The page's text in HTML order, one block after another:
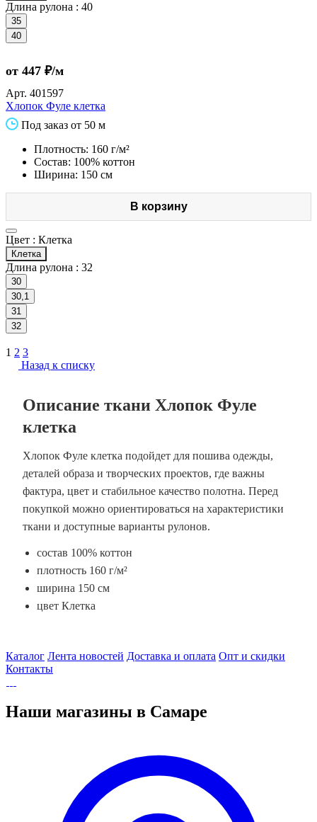
Длина рулона : 40
35
40
от 447 ₽/м
Арт. 401597
Хлопок Фуле клетка
Под заказ от 50 м
Плотность: 160 г/м²
Состав: 100% коттон
Ширина: 150 см
В корзину
Цвет : Клетка
Клетка
Длина рулона : 32
30
30,1
31
32
1 2 3
Назад к списку
Описание ткани Хлопок Фуле
клетка
Хлопок Фуле клетка подойдет для пошива одежды,
деталей образа и творческих проектов, где важны
фактура, цвет и стабильное качество полотна. Перед
покупкой можно ориентироваться на характеристики
ткани и доступные варианты рулонов.
состав 100% коттон
плотность 160 г/м²
ширина 150 см
цвет Клетка
Каталог Лента новостей Доставка и оплата Опт и скидки
Контакты
Наши магазины в Самаре